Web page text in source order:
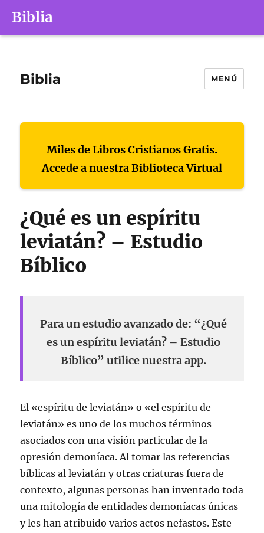
Biblia
Biblia MENÚ
Miles de Libros Cristianos Gratis.
Accede a nuestra Biblioteca Virtual
¿Qué es un espíritu
leviatán? – Estudio
Bíblico
Para un estudio avanzado de: “¿Qué
es un espíritu leviatán? – Estudio
Bíblico” utilice nuestra app.
El «espíritu de leviatán» o «el espíritu de
leviatán» es uno de los muchos términos
asociados con una visión particular de la
opresión demoníaca. Al tomar las referencias
bíblicas al leviatán y otras criaturas fuera de
contexto, algunas personas han inventado toda
una mitología de entidades demoníacas únicas
y les han atribuido varios actos nefastos. Este